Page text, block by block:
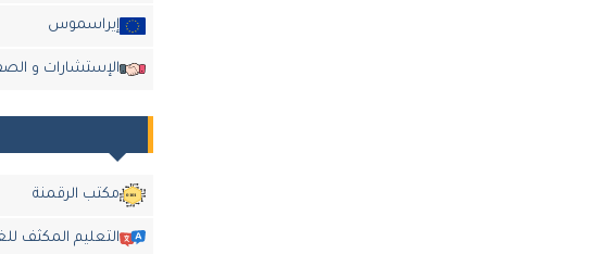
إيراسموس
الإستشارات و
مكتب الرقمنة
التعليم المكثف